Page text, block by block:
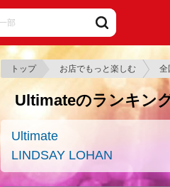
トップ お店でもっと楽しむ 全
Ultimateのランキン
Ultimate
LINDSAY LOHAN